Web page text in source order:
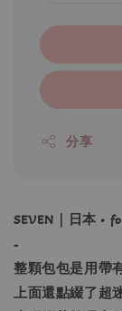
分享
SEVEN｜日本 •
-
整顆包包是用帶
上面還點綴了超